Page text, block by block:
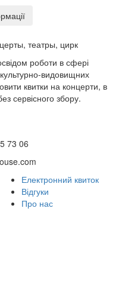
роботи в сфері
видовищних
квитки на концерти, в
сервісного збору.
73 06
Електронний квиток
Відгуки
Про нас